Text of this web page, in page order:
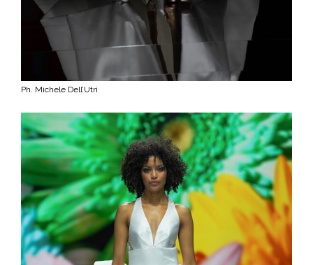
Ph. Michele Dell’Utri